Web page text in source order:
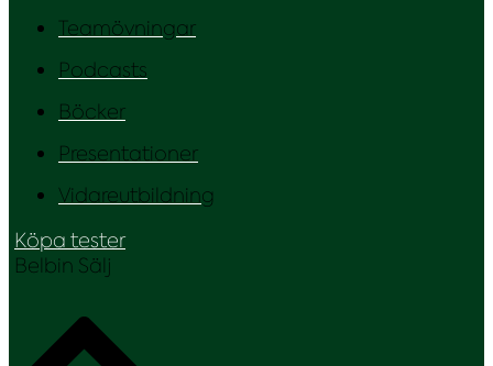
Teamövningar
Podcasts
Böcker
Presentationer
Vidareutbildning
Köpa tester
Belbin Sälj